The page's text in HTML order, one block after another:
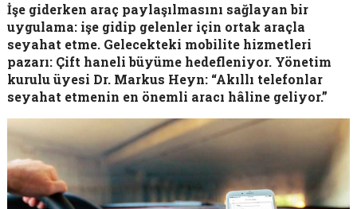
İşe giderken araç paylaşılmasını sağlayan bir
uygulama: işe gidip gelenler için ortak araçla
seyahat etme. Gelecekteki mobilite hizmetleri
pazarı: Çift haneli büyüme hedefleniyor. Yönetim
kurulu üyesi Dr. Markus Heyn: “Akıllı telefonlar
seyahat etmenin en önemli aracı hâline geliyor.”